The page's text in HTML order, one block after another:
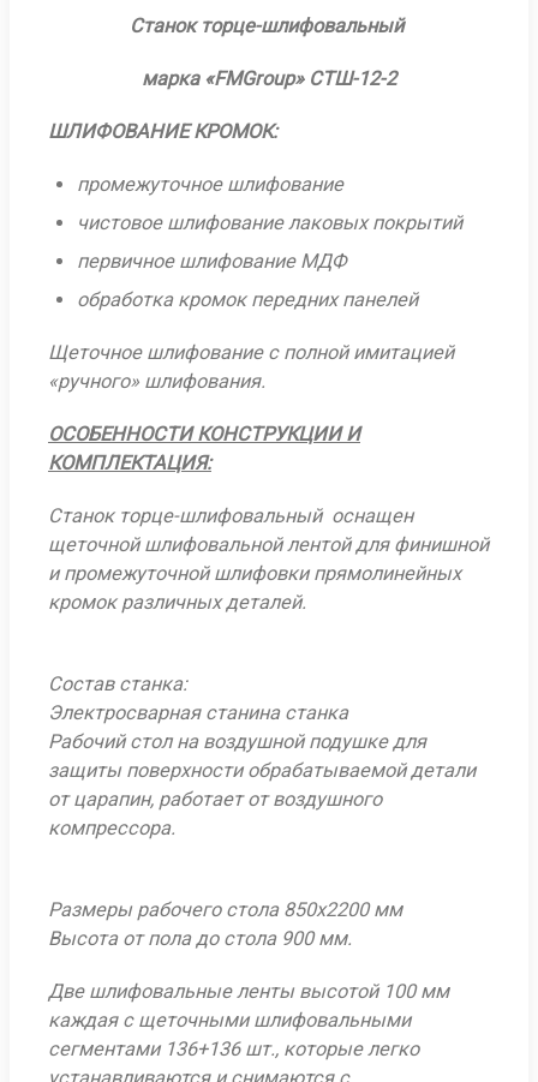
Станок торце-шлифовальный
марка «FMGroup» СТШ-12-2
ШЛИФОВАНИЕ КРОМОК:
промежуточное шлифование
чистовое шлифование лаковых покрытий
первичное шлифование МДФ
обработка кромок передних панелей
Щеточное шлифование с полной имитацией
«ручного» шлифования.
ОСОБЕННОСТИ КОНСТРУКЦИИ И
КОМПЛЕКТАЦИЯ:
Станок торце-шлифовальный оснащен
щеточной шлифовальной лентой для финишной
и промежуточной шлифовки прямолинейных
кромок различных деталей.
Состав станка:
Электросварная станина станка
Рабочий стол на воздушной подушке для
защиты поверхности обрабатываемой детали
от царапин, работает от воздушного
компрессора.
Размеры рабочего стола 850х2200 мм
Высота от пола до стола 900 мм.
Две шлифовальные ленты высотой 100 мм
каждая с щеточными шлифовальными
сегментами 136+136 шт., которые легко